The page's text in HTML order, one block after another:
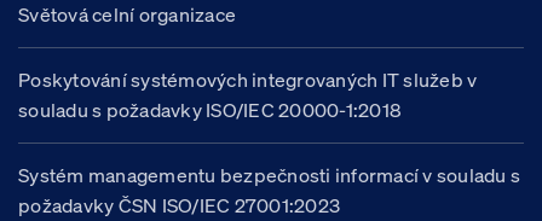
Světová celní organizace
Poskytování systémových integrovaných IT služeb v
souladu s požadavky ISO/IEC 20000-1:2018
Systém managementu bezpečnosti informací v souladu s
požadavky ČSN ISO/IEC 27001:2023